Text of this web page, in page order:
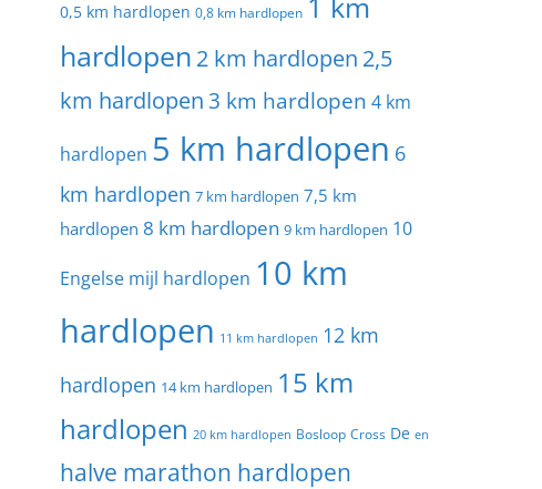
0,5 km hardlopen 0,8 km hardlopen
hardlopen 2 km hardlopen 2,5
km hardlopen 3 km hardlopen 4 km
hardlopen 5 km hardlopen 6
km hardlopen 7 km hardlopen 7,5 km
hardlopen 8 km hardlopen 9 km hardlopen 10
Engelse mijl hardlopen 10 km
hardlopen 11 km hardlopen 12 km
hardlopen 14 km hardlopen 15 km
hardlopen 20 km hardlopen Bosloop Cross De en
halve marathon hardlopen